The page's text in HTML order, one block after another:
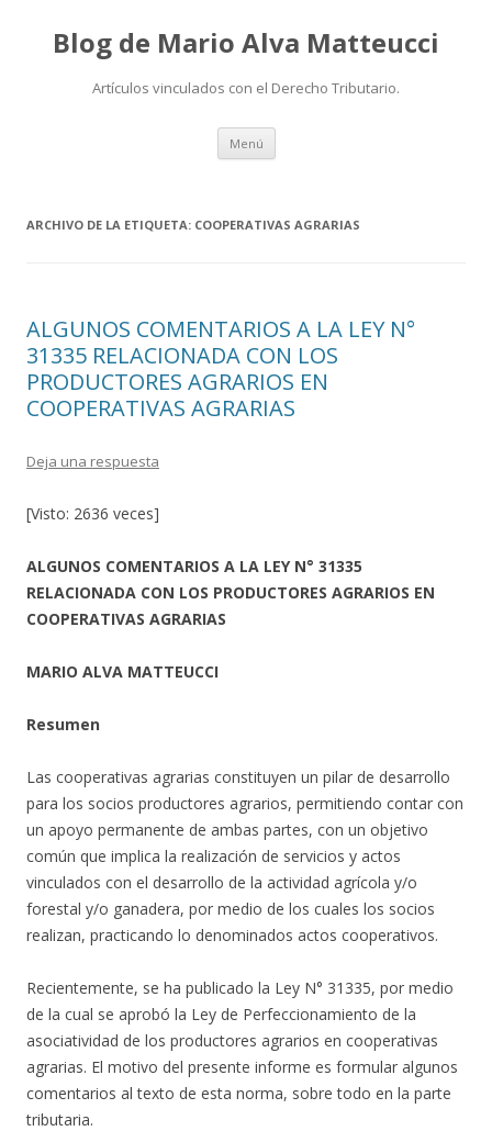
Blog de Mario Alva Matteucci
Artículos vinculados con el Derecho Tributario.
Menú Ir
contenido
ARCHIVO DE LA ETIQUETA: COOPERATIVAS AGRARIAS
ALGUNOS COMENTARIOS A LA LEY N°
31335 RELACIONADA CON LOS
PRODUCTORES AGRARIOS EN
COOPERATIVAS AGRARIAS
Deja una respuesta
[Visto: 2636 veces]
ALGUNOS COMENTARIOS A LA LEY N° 31335
RELACIONADA CON LOS PRODUCTORES AGRARIOS EN
COOPERATIVAS AGRARIAS
MARIO ALVA MATTEUCCI
Resumen
Las cooperativas agrarias constituyen un pilar de desarrollo
para los socios productores agrarios, permitiendo contar con
un apoyo permanente de ambas partes, con un objetivo
común que implica la realización de servicios y actos
vinculados con el desarrollo de la actividad agrícola y/o
forestal y/o ganadera, por medio de los cuales los socios
realizan, practicando lo denominados actos cooperativos.
Recientemente, se ha publicado la Ley N° 31335, por medio
de la cual se aprobó la Ley de Perfeccionamiento de la
asociatividad de los productores agrarios en cooperativas
agrarias. El motivo del presente informe es formular algunos
comentarios al texto de esta norma, sobre todo en la parte
tributaria.